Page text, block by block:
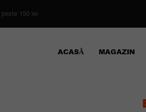
peste 150 lei
ACASĂ MAGAZIN